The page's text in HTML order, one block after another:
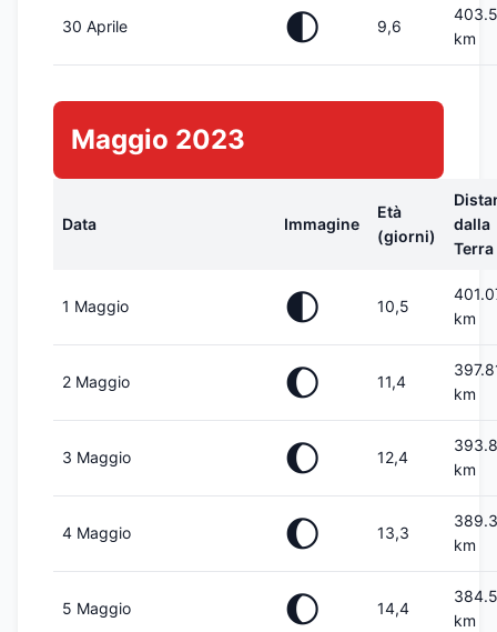
30 Aprile 🌓 9,6
km
Maggio 2023
Data Immagine
Età
(giorni)
dalla
Terra
1 Maggio 🌓 10,5
km
2 Maggio 🌔 11,4
km
3 Maggio 🌔 12,4
km
4 Maggio 🌔 13,3
km
5 Maggio 🌔 14,4
km